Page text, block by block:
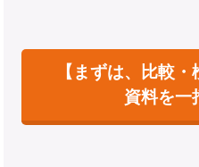
【まずは、比較
資料を一